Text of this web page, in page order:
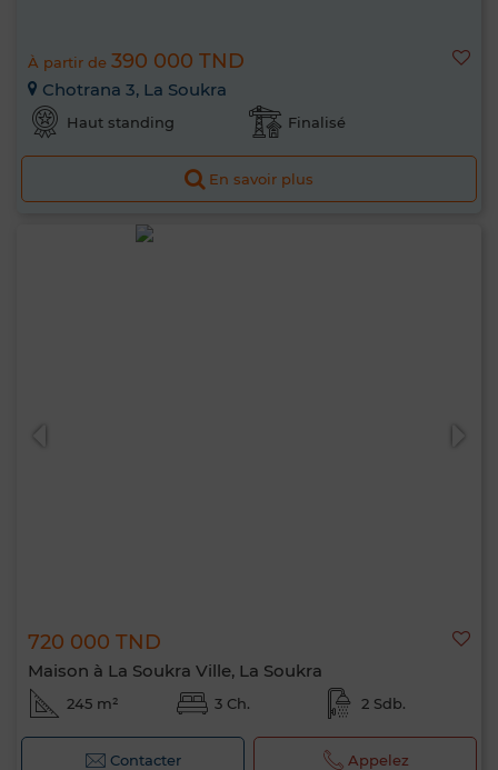
À partir de 390 000 TND
Chotrana 3, La Soukra
Haut standing Finalisé
En savoir plus
720 000 TND
Maison à La Soukra Ville, La Soukra
245 m² 3 Ch. 2 Sdb.
Contacter Appelez